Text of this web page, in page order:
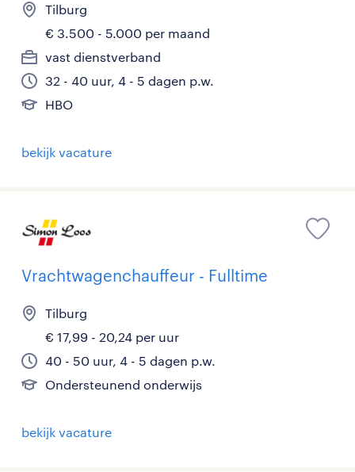
Tilburg
€ 3.500 - 5.000 per maand
vast dienstverband
32 - 40 uur, 4 - 5 dagen p.w.
HBO
bekijk vacature
Vrachtwagenchauffeur - Fulltime
Tilburg
€ 17,99 - 20,24 per uur
40 - 50 uur, 4 - 5 dagen p.w.
Ondersteunend onderwijs
bekijk vacature